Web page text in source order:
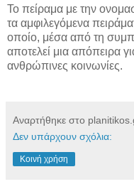
Το πείραμα με την
τα αμφιλεγόμενα
οποίο, μέσα από τη
αποτελεί μια απόπειρα
ανθρώπινες κοινωνίες.
Αναρτήθηκε στο
Δεν υπάρχουν σχόλια:
Κοινή χρήση